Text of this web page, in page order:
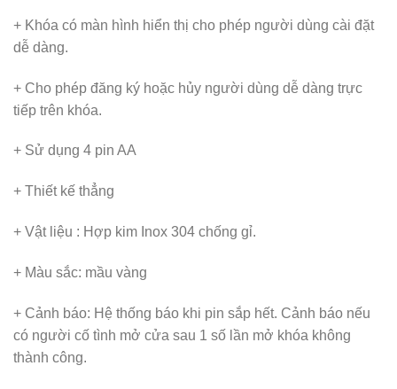
+ Khóa có màn hình hiển thị cho phép người dùng cài đặt
dễ dàng.
+ Cho phép đăng ký hoặc hủy người dùng dễ dàng trực
tiếp trên khóa.
+ Sử dụng 4 pin AA
+ Thiết kế thẳng
+ Vật liệu : Hợp kim Inox 304 chống gỉ.
+ Màu sắc: mầu vàng
+ Cảnh báo: Hệ thống báo khi pin sắp hết. Cảnh báo nếu
có người cố tình mở cửa sau 1 số lần mở khóa không
thành công.